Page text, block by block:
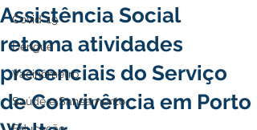
Covid-19
Dengue
Vacinômetro
Saúde e Saneamento
Assistência Social
retoma atividades
presenciais do Serviço
de Convivência em Porto